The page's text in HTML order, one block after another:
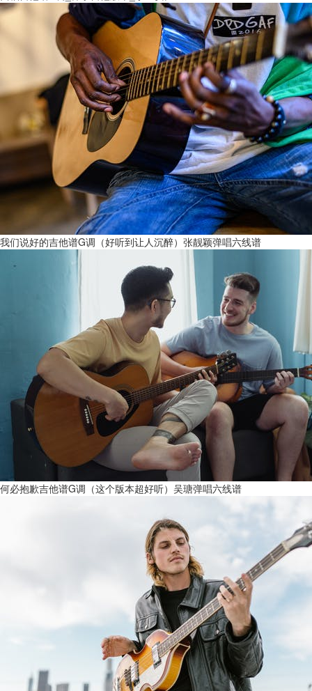
我们说好的吉他谱G调（好听到让人沉醉）张靓颖弹唱六线谱
何必抱歉吉他谱G调（这个版本超好听）吴瑭弹唱六线谱